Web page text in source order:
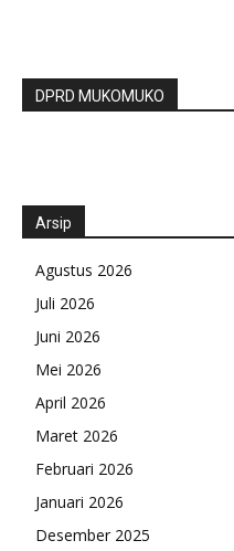
DPRD MUKOMUKO
Arsip
Agustus 2026
Juli 2026
Juni 2026
Mei 2026
April 2026
Maret 2026
Februari 2026
Januari 2026
Desember 2025